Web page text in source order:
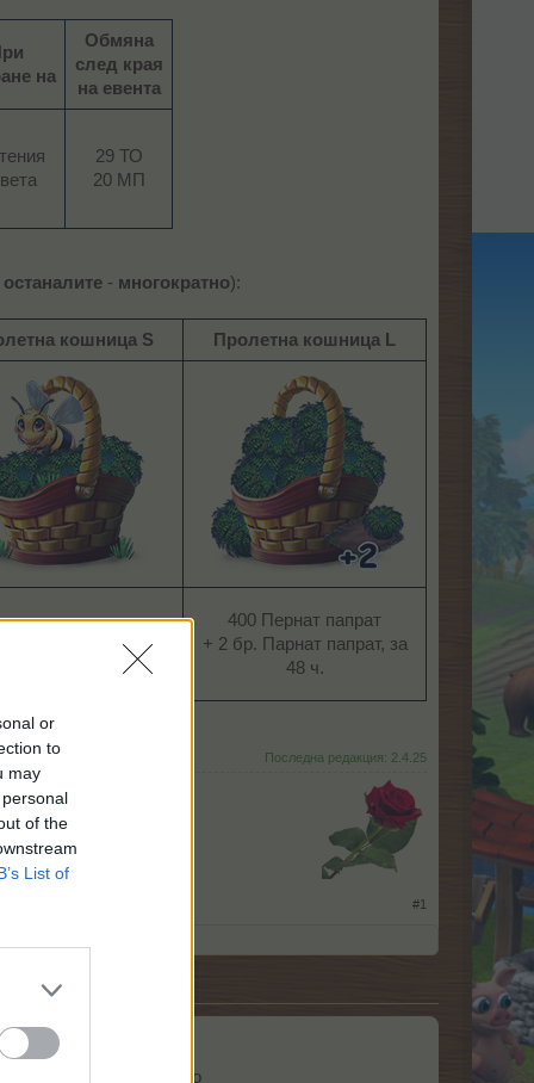
or
to
may
of the
List of
на
Обмяна
след края
на евента
29 ТО
20 МП​
останалите - многократно):
кошница S Пролетна кошница L
Усърдна пчела​
400 Пернат папрат
+ 2 бр. Парнат папрат, за
48 ч.​
на зона 3.
Последна редакция: 2.4.25
#1
повече реколта, а също